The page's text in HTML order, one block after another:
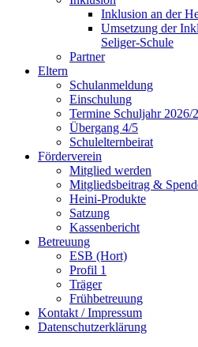
Inklusion an der
Umsetzung der
Seliger-Schule
Partner
Eltern
Schulanmeldung
Einschulung
Termine Schuljahr 2026/
Übergang 4/5
Schulelternbeirat
Förderverein
Mitglied werden
Mitgliedsbeitrag &
Heini-Produkte
Satzung
Kassenbericht
Betreuung
ESB (Hort)
Profil 1
Träger
Frühbetreuung
Kontakt / Impressum
Datenschutzerklärung